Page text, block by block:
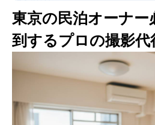
東京の民泊オーナー
到するプロの撮影代